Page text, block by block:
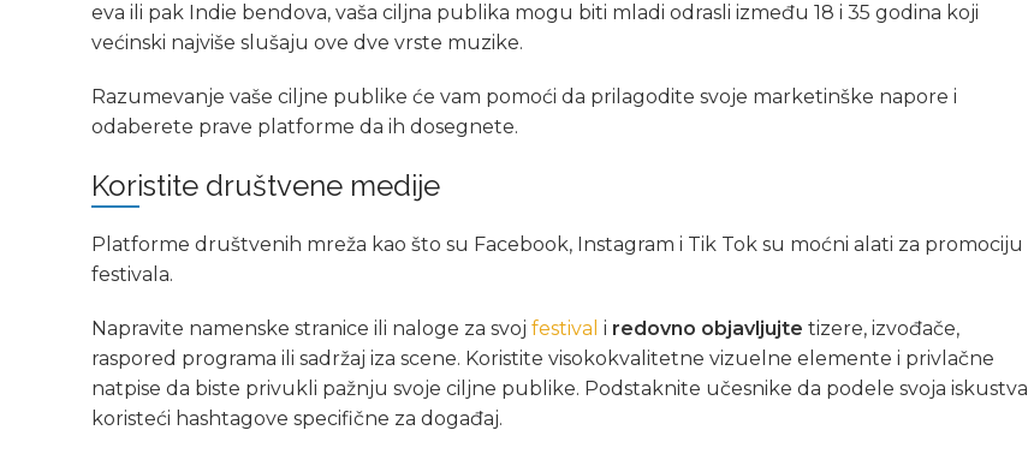
eva ili pak Indie bendova, vaša ciljna publika mogu biti mladi odrasli između 18 i 35 godina koji
većinski najviše slušaju ove dve vrste muzike.
Razumevanje vaše ciljne publike će vam pomoći da prilagodite svoje marketinške napore i
odaberete prave platforme da ih dosegnete.
Koristite društvene medije
Platforme društvenih mreža kao što su Facebook, Instagram i Tik Tok su moćni alati za promociju
festivala.
Napravite namenske stranice ili naloge za svoj festival i redovno objavljujte tizere, izvođače,
raspored programa ili sadržaj iza scene. Koristite visokokvalitetne vizuelne elemente i privlačne
natpise da biste privukli pažnju svoje ciljne publike. Podstaknite učesnike da podele svoja iskustva
koristeći hashtagove specifične za događaj.